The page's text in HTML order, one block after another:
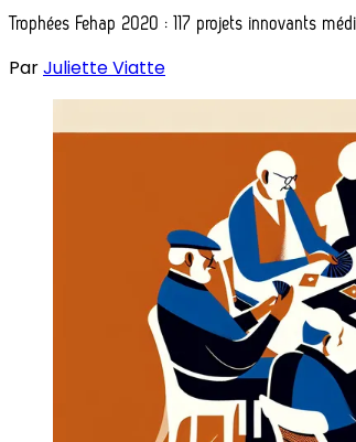
Trophées Fehap 2020 : 117 projets innovants
ParJuliette Viatte